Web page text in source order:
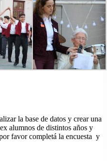
la base de datos y crear una
alumnos de distintos años y
favor completá la encuesta y